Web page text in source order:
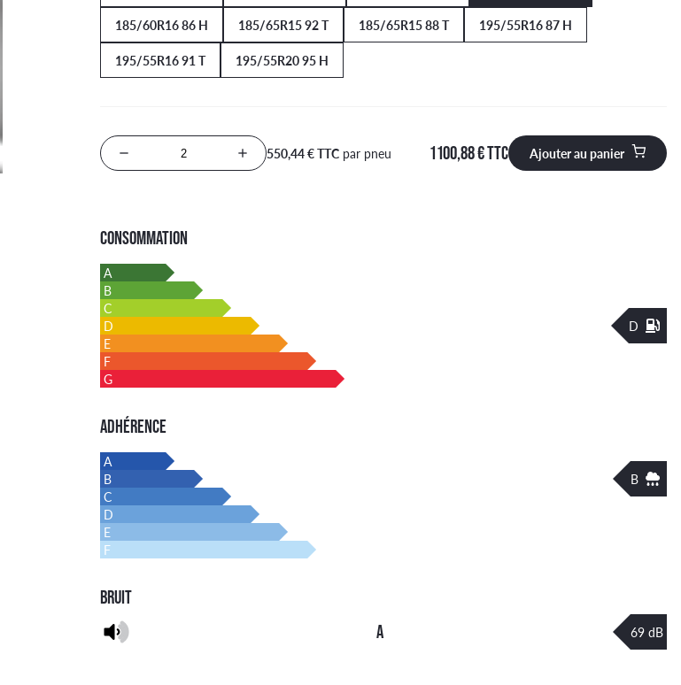
185/60R16 86 H
185/65R15 92 T 185/65R15 88 T
195/55R16 87 H
195/55R16 91 T
195/55R20 95 H
Nombre de produits à ajouter au panier
550,44 € TTC par pneu 1 100,88 € TTC Ajouter au panier
CONSOMMATION
A
B
C
D
D
E
F
G
ADHÉRENCE
A
B
B
C
D
E
F
BRUIT
A
69 dB